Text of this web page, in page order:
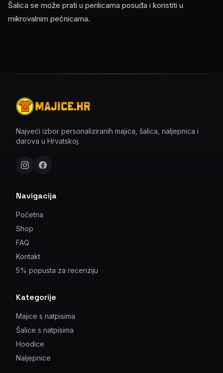
Šalica se može prati u perilicama posuđa i koristiti u
mikrovalnim pećnicama.
Najveći izbor personaliziranih majica, šalica, naljepnica i
darova u Hrvatskoj.
Navigacija
Početna
Shop
FAQ
Kontakt
5% popusta za recenziju
Kategorije
Majice s natpisima
Šalice s natpisima
Hoodice
Naljepnice